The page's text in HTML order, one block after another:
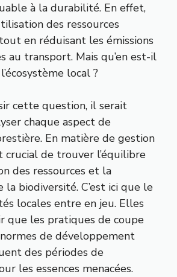
à la durabilité. En effet,
des ressources
en réduisant les émissions
au transport. Mais qu’en est-il
local ?
cette question, il serait
chaque aspect de
En matière de gestion
crucial de trouver l’équilibre
des ressources et la
la biodiversité. C’est ici que le
locales entre en jeu. Elles
que les pratiques de coupe
de développement
des périodes de
les essences menacées.